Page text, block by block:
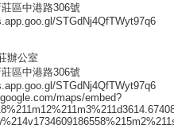
區中港路306號
STGdNj4QfTWyt97q6
辦公室
區中港路306號
STGdNj4QfTWyt97q6
maps/embed?